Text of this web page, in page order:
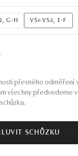
G-H VS1-VS2, E-F
přesného odměření
všechny předvedeme
SCHŮZKU